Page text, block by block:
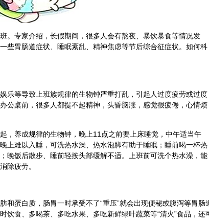
。专家介绍，长假期间，很多人会有熬夜、暴饮暴食等情况发
些胃肠道症状、睡眠紊乱、精神焦虑等节后综合征症状。如何科
乐等导致上班族规律的生物钟严重打乱，引起人过度疲劳或过度
公桌前，很多人都提不起精神，头昏脑涨，感觉很疲倦，心情烦
，养成规律的生物钟，晚上11点之前要上床睡觉，中午适当午
上难以入睡，可洗热水澡、热水泡脚有助于睡眠；睡前喝一杯热
晚饭后散步、睡前轻按头部缓解不适。上班前可洗个热水澡，能
除疲劳。
和蛋白质，肠胃一时承受不了“重压”就会出现便秘或腹泻等胃肠
饮食、多喝茶、多吃水果 、多吃新鲜绿叶蔬菜等“清火”食品，还